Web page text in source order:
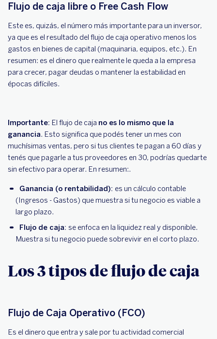
Flujo de caja libre o Free Cash Flow
Este es, quizás, el número más importante para un inversor,
ya que es el resultado del flujo de caja operativo menos los
gastos en bienes de capital (maquinaria, equipos, etc.). En
resumen: es el dinero que realmente le queda a la empresa
para crecer, pagar deudas o mantener la estabilidad en
épocas difíciles.
Importante: El flujo de caja no es lo mismo que la
ganancia. Esto significa que podés tener un mes con
muchísimas ventas, pero si tus clientes te pagan a 60 días y
tenés que pagarle a tus proveedores en 30, podrías quedarte
sin efectivo para operar. En resumen:.
Ganancia (o rentabilidad): es un cálculo contable
(Ingresos - Gastos) que muestra si tu negocio es viable a
largo plazo.
Flujo de caja: se enfoca en la liquidez real y disponible.
Muestra si tu negocio puede sobrevivir en el corto plazo.
Los 3 tipos de flujo de caja
Flujo de Caja Operativo (FCO)
Es el dinero que entra y sale por tu actividad comercial